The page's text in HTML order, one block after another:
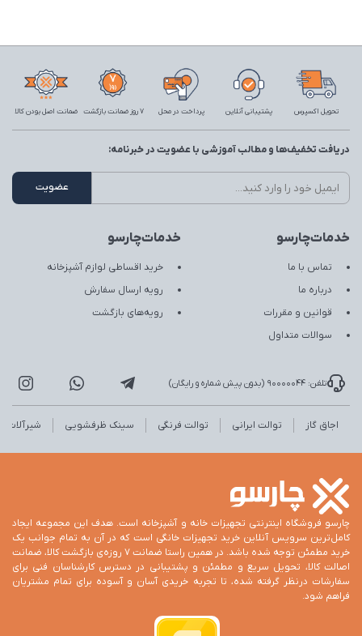
تحویل اکسپرس پشتیبانی آنلاین پرداخت در محل 7 روز ضمانت بازگشت ضمانت اصل بودن کالا
خدمات‌چارسو
تماس با ما
درباره ما
قوانین و مقررات
سوالات متداول
خدمات‌چارسو
خرید اقساطی لوازم آشپزخانه
رویه ارسال سفارش
رویه‌های بازگشت
دریافت تخفیف‌ها و مطالب آموزشی با عضویت در خبرنامه:
تلفن: 90000044 (بدون پیش شماره و رایگان)
اجاق گاز توالت ایرانی توالت فرنگی سینک ظرفشویی شیرآلات
چارسو فروشگاه اینترنتی تجهیزات خانه و آشپزخانه است. هدف این مجموعه ایجاد
کامل‌ترین سرویس آنلاین خرید تجهیزات خانگی است که در آن به تمام جوانب یک
خرید مطمئن توجه شده باشد. در همین راستا ضمانت 7 روزه‌ی بازگشت کالا، ضمانت
اصالت کالا، تحویل سریع و مطمئن و پشتیبانی در دسترس کارشناسان فنی برای
سفارشات درنظر گرفته شده، تا تجربه خریدی آسان و آسوده برای تمام مشتریان
فراهم شود.